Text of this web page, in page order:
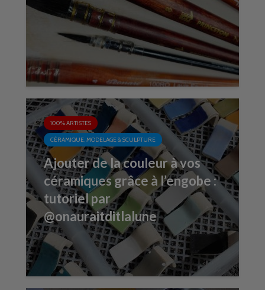
100% ARTISTES
CÉRAMIQUE, MODELAGE & SCULPTURE
Ajouter de la couleur à vos
céramiques grâce à l’engobe :
tutoriel par
@onauraitditlalune